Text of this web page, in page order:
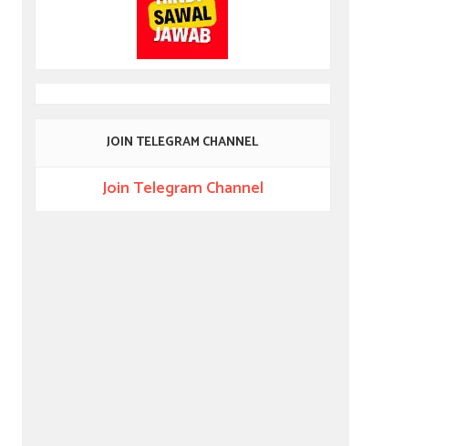
JOIN TELEGRAM CHANNEL
Join Telegram Channel